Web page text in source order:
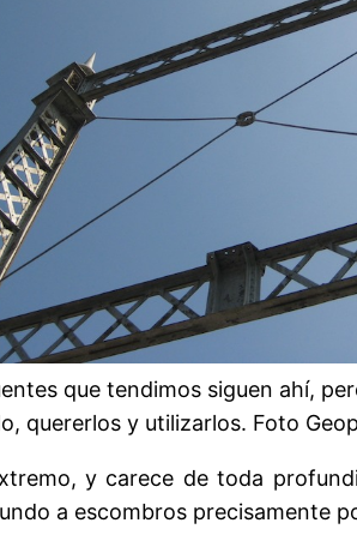
que tendimos siguen ahí,
quererlos y utilizarlos. Foto
y carece de toda
a escombros precisamente